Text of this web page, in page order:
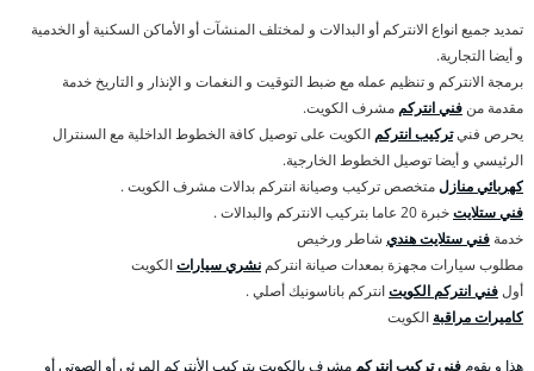
تمديد جميع انواع الانتركم أو البدالات و لمختلف المنشآت أو الأماكن السكنية أو الخدمية
و أيضا التجارية.
برمجة الانتركم و تنظيم عمله مع ضبط التوقيت و النغمات و الإنذار و التاريخ خدمة
مقدمة من فني انتركم مشرف الكويت.
يحرص فنيتركيب انتركم الكويت على توصيل كافة الخطوط الداخلية مع السنترال
الرئيسي و أيضا توصيل الخطوط الخارجية.
كهربائي منازلمتخصص تركيب وصيانة انتركم بدالات مشرف الكويت .
فني ستلايتخبرة 20 عاما بتركيب الانتركم والبدالات .
خدمة فني ستلايت هندي شاطر ورخيص
مطلوب سيارات مجهزة بمعدات صيانة انتركم نشري سياراتالكويت
أولفني انتركم الكويتانتركم باناسونيك أصلي .
كاميرات مراقبة الكويت
هذا و يقوم فني تركيب انتركم مشرف بالكويت بتركيب الأنتركم المرئي أو الصوتي أو